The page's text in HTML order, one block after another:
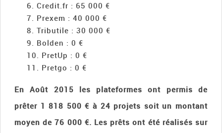
Credit.fr : 65 000 €
Prexem : 40 000 €
Tributile : 30 000 €
Bolden : 0 €
PretUp : 0 €
Pretgo : 0 €
En Août 2015 les plateformes ont permis de
prêter 1 818 500 € à 24 projets soit un montant
moyen de 76 000 €. Les prêts ont été réalisés sur